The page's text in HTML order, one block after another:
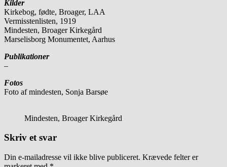
Kilder
Kirkebog, fødte, Broager, LAA
Vermisstenlisten, 1919
Mindesten, Broager Kirkegård
Marselisborg Monumentet, Aarhus
Publikationer
–
Fotos
Foto af mindesten, Sonja Barsøe
Mindesten, Broager Kirkegård
Skriv et svar
Din e-mailadresse vil ikke blive publiceret. Krævede felter er